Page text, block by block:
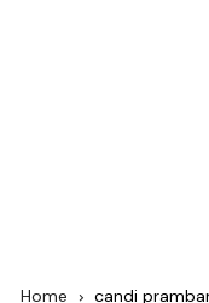
Home candi